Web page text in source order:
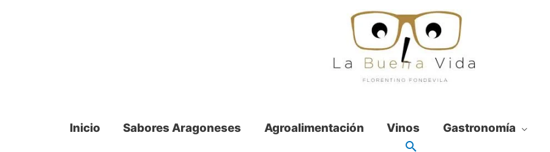
Inicio Sabores Aragoneses Agroalimentación Vinos Gastronomía